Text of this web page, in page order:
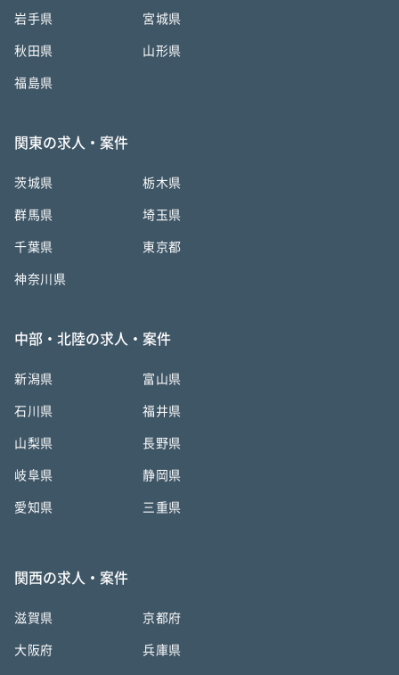
岩手県 宮城県
秋田県 山形県
福島県
関東の求人・案件
茨城県 栃木県
群馬県 埼玉県
千葉県 東京都
神奈川県
中部・北陸の求人・案件
新潟県 富山県
石川県 福井県
山梨県 長野県
岐阜県 静岡県
愛知県 三重県
関西の求人・案件
滋賀県 京都府
大阪府 兵庫県